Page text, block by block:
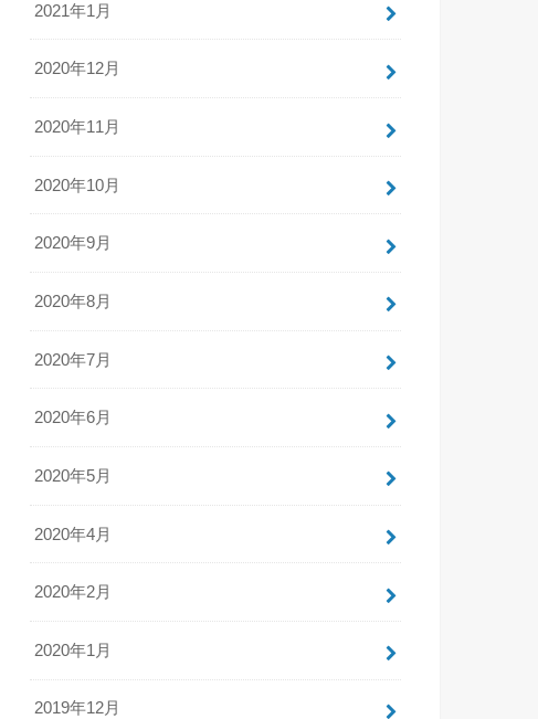
2021年1月
2020年12月
2020年11月
2020年10月
2020年9月
2020年8月
2020年7月
2020年6月
2020年5月
2020年4月
2020年2月
2020年1月
2019年12月